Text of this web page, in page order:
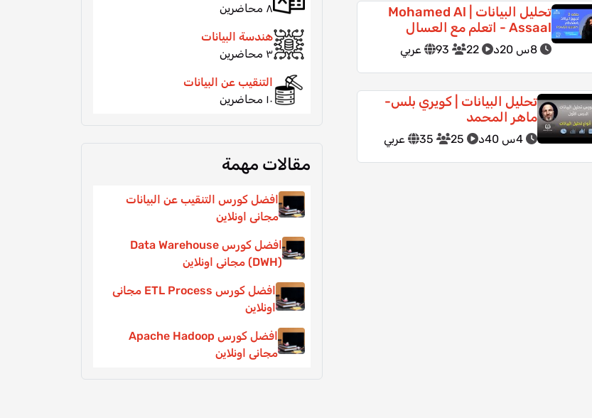
تحليل البيانات | Mohamed Al
Assaal - اتعلم مع العسال
8س 20د 22
93 عربي
تحليل البيانات | كويري بلس-
ماهر المحمد
4س 40د 25
35 عربي
٨ محاضرين
هندسة البيانات
٣ محاضرين
التنقيب عن البيانات
١٠ محاضرين
مقالات مهمة
افضل كورس التنقيب عن البيانات
مجانى اونلاين
افضل كورس Data Warehouse
(DWH) مجانى اونلاين
افضل كورس ETL Process مجانى
اونلاين
افضل كورس Apache Hadoop
مجانى اونلاين